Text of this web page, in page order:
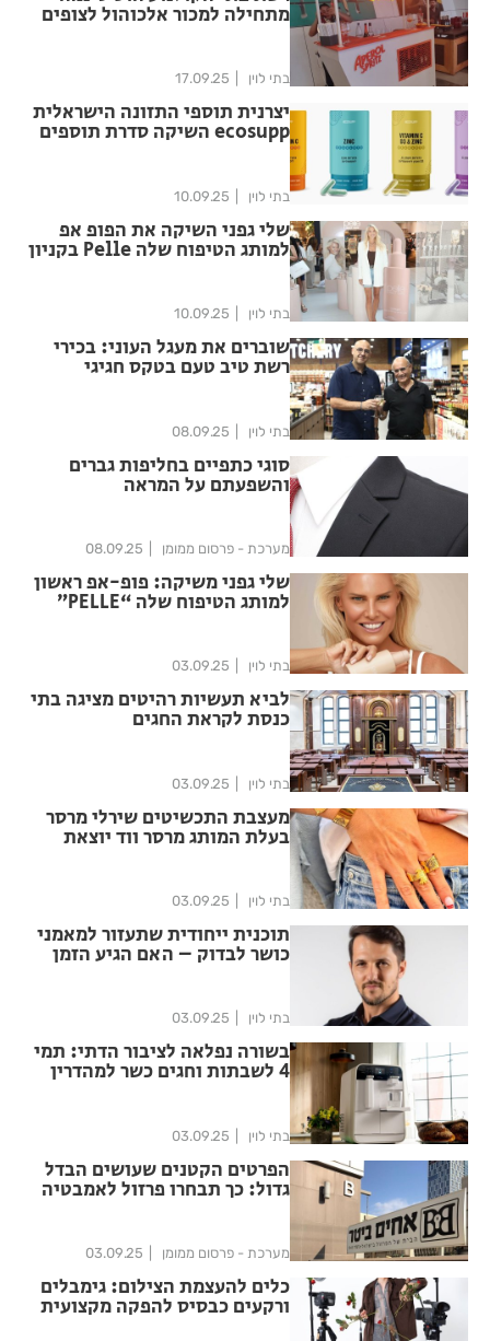
מתחילה למכור אלכוהול לצופים
בתי לוין 17.09.25
יצרנית תוספי התזונה הישראלית
ecosupp השיקה סדרת תוספים
בתי לוין 10.09.25
שלי גפני השיקה את הפופ אפ
למותג הטיפוח שלה Pelle בקניון
בתי לוין 10.09.25
שוברים את מעגל העוני: בכירי
רשת טיב טעם בטקס חגיגי
בתי לוין 08.09.25
סוגי כתפיים בחליפות גברים
והשפעתם על המראה
מערכת - פרסום ממומן 08.09.25
שלי גפני משיקה: פופ-אפ ראשון
למותג הטיפוח שלה “PELLE”
בתי לוין 03.09.25
לביא תעשיות רהיטים מציגה בתי
כנסת לקראת החגים
בתי לוין 03.09.25
מעצבת התכשיטים שירלי מרסר
בעלת המותג מרסר ווד יוצאת
בתי לוין 03.09.25
תוכנית ייחודית שתעזור למאמני
כושר לבדוק – האם הגיע הזמן
בתי לוין 03.09.25
בשורה נפלאה לציבור הדתי: תמי
4 לשבתות וחגים כשר למהדרין
בתי לוין 03.09.25
הפרטים הקטנים שעושים הבדל
גדול: כך תבחרו פרזול לאמבטיה
מערכת - פרסום ממומן 03.09.25
כלים להעצמת הצילום: גימבלים
ורקעים כבסיס להפקה מקצועית